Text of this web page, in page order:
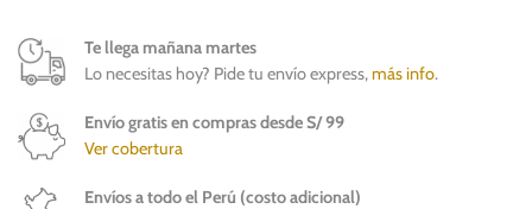
Te llega mañana martes
Lo necesitas hoy? Pide tu envío express,más info.
Envío gratis en compras desde S/ 99
Ver cobertura
Envíos a todo el Perú (costo adicional)